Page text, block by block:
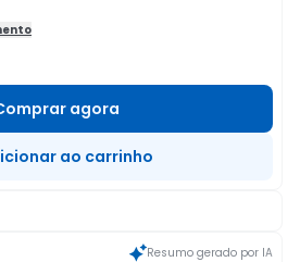
agora
ao carrinho
Resumo gerado por IA